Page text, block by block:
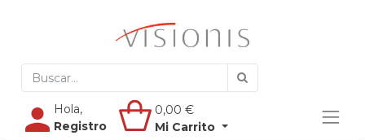
Hola,
Registro
0,00 €
Mi Carrito